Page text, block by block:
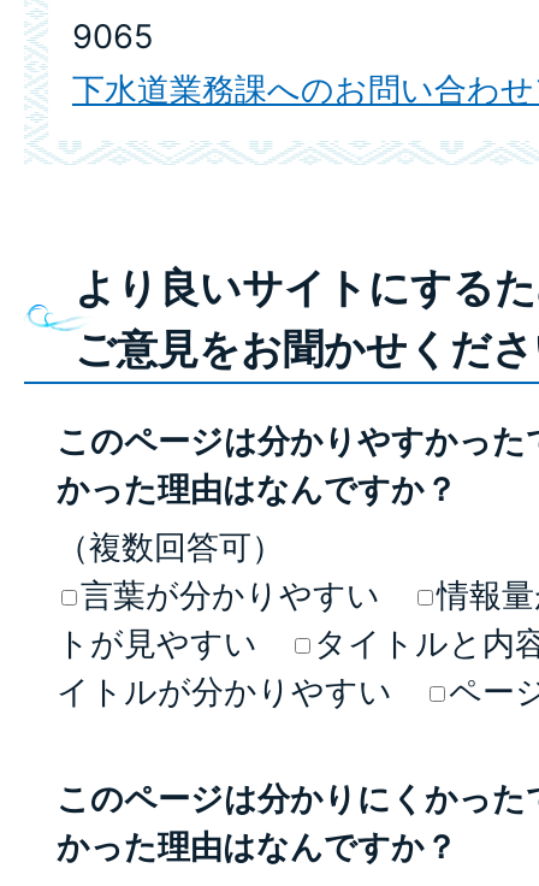
9065
下水道業務課へのお問い合わ
より良いサイトにする
ご意見をお聞かせくだ
このページは分かりやすかっ
かった理由はなんですか？
（複数回答可）
言葉が分かりやすい
情報
トが見やすい
タイトルと内
イトルが分かりやすい
ペー
このページは分かりにくかっ
かった理由はなんですか？